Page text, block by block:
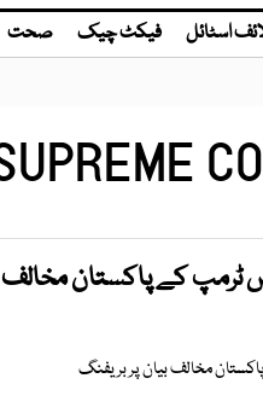
اسٹائل فیکٹ چیک صحت
ٹرمپ کے پاکستان مخالف
مخالف بیان پر بریفنگ